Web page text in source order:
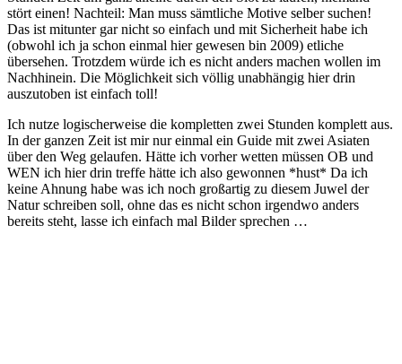
stört einen! Nachteil: Man muss sämtliche Motive selber suchen!
Das ist mitunter gar nicht so einfach und mit Sicherheit habe ich
(obwohl ich ja schon einmal hier gewesen bin 2009) etliche
übersehen. Trotzdem würde ich es nicht anders machen wollen im
Nachhinein. Die Möglichkeit sich völlig unabhängig hier drin
auszutoben ist einfach toll!
Ich nutze logischerweise die kompletten zwei Stunden komplett aus.
In der ganzen Zeit ist mir nur einmal ein Guide mit zwei Asiaten
über den Weg gelaufen. Hätte ich vorher wetten müssen OB und
WEN ich hier drin treffe hätte ich also gewonnen *hust* Da ich
keine Ahnung habe was ich noch großartig zu diesem Juwel der
Natur schreiben soll, ohne das es nicht schon irgendwo anders
bereits steht, lasse ich einfach mal Bilder sprechen …